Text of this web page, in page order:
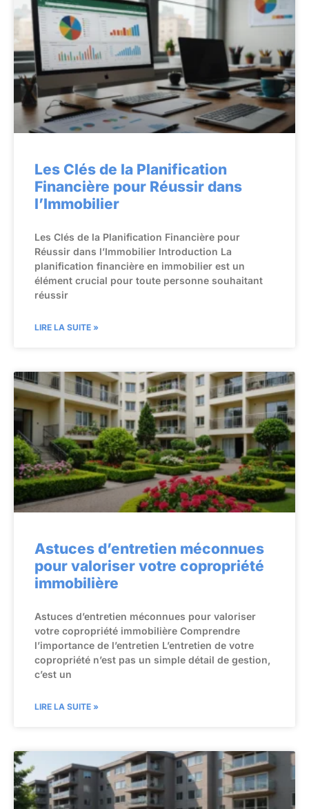
Les Clés de la Planification
Financière pour Réussir dans
l’Immobilier
Les Clés de la Planification Financière pour
Réussir dans l’Immobilier Introduction La
planification financière en immobilier est un
élément crucial pour toute personne souhaitant
réussir
LIRE LA SUITE »
Astuces d’entretien méconnues
pour valoriser votre copropriété
immobilière
Astuces d’entretien méconnues pour valoriser
votre copropriété immobilière Comprendre
l’importance de l’entretien L’entretien de votre
copropriété n’est pas un simple détail de gestion,
c’est un
LIRE LA SUITE »